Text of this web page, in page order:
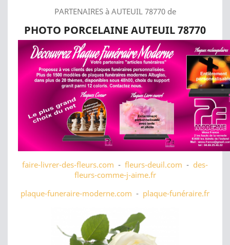
PARTENAIRES à AUTEUIL 78770 de
PHOTO PORCELAINE AUTEUIL 78770
faire-livrer-des-fleurs.com - fleurs-deuil.com - des-
fleurs-comme-j-aime.fr
plaque-funeraire-moderne.com - plaque-funéraire.fr